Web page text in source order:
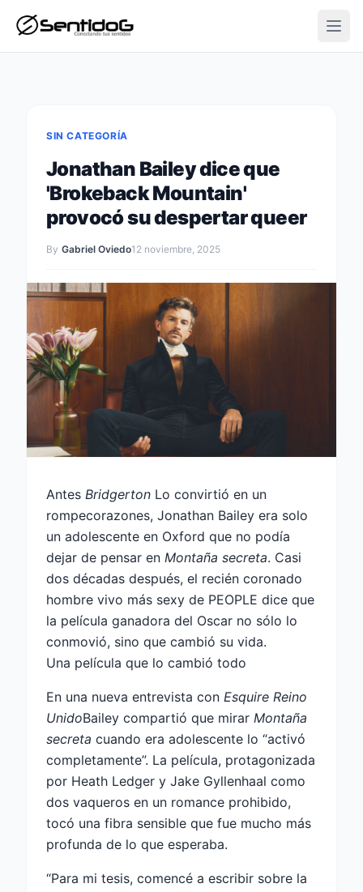
SIN CATEGORÍA
Jonathan Bailey dice que
'Brokeback Mountain'
provocó su despertar queer
By Gabriel Oviedo12 noviembre, 2025
Antes Bridgerton Lo convirtió en un
rompecorazones, Jonathan Bailey era solo
un adolescente en Oxford que no podía
dejar de pensar en Montaña secreta. Casi
dos décadas después, el recién coronado
hombre vivo más sexy de PEOPLE dice que
la película ganadora del Oscar no sólo lo
conmovió, sino que cambió su vida.
Una película que lo cambió todo
En una nueva entrevista con Esquire Reino
UnidoBailey compartió que mirar Montaña
secreta cuando era adolescente lo “activó
completamente”. La película, protagonizada
por Heath Ledger y Jake Gyllenhaal como
dos vaqueros en un romance prohibido,
tocó una fibra sensible que fue mucho más
profunda de lo que esperaba.
“Para mi tesis, comencé a escribir sobre la